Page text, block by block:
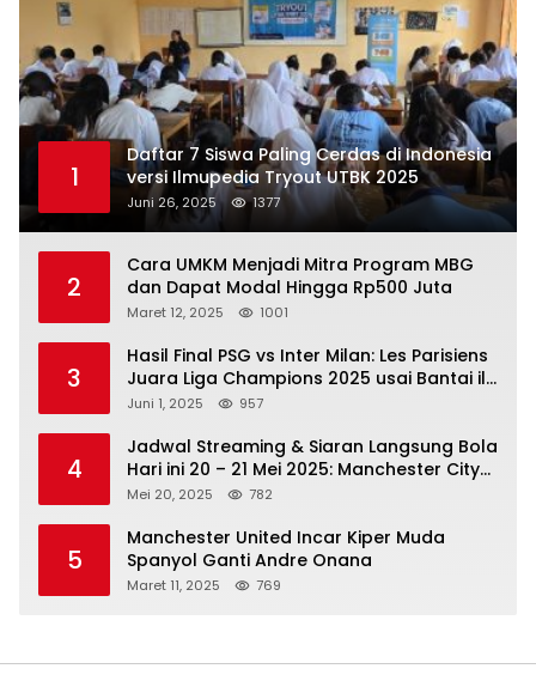
1
Daftar 7 Siswa Paling Cerdas di Indonesia
versi Ilmupedia Tryout UTBK 2025
Juni 26, 2025 1377
2
Cara UMKM Menjadi Mitra Program MBG
dan Dapat Modal Hingga Rp500 Juta
Maret 12, 2025 1001
3
Hasil Final PSG vs Inter Milan: Les Parisiens
Juara Liga Champions 2025 usai Bantai il
Nerazzurri
Juni 1, 2025 957
4
Jadwal Streaming & Siaran Langsung Bola
Hari ini 20 – 21 Mei 2025: Manchester City
vs Bournemouth
Mei 20, 2025 782
5
Manchester United Incar Kiper Muda
Spanyol Ganti Andre Onana
Maret 11, 2025 769